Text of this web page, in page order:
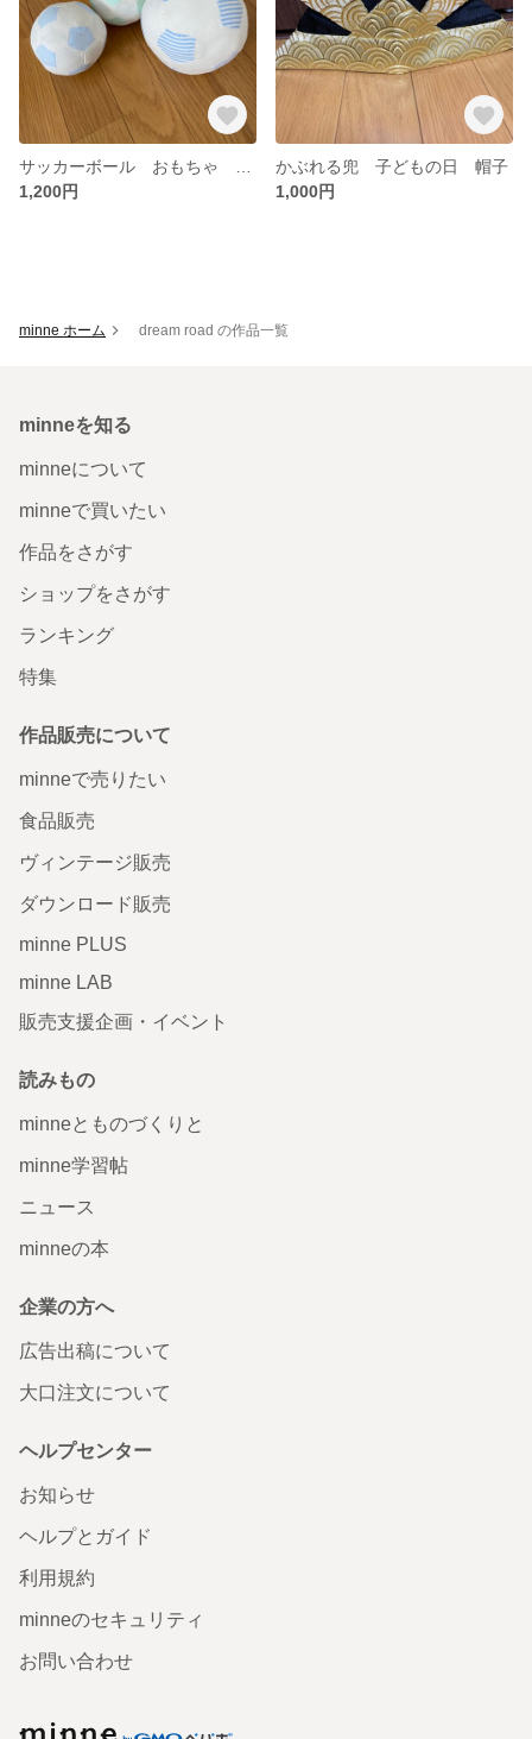
1,200円
かぶれる兜 子どもの日 帽子
1,000円
minne ホーム dream road の作品一覧
minneを知る
minneについて
minneで買いたい
作品をさがす
ショップをさがす
ランキング
特集
作品販売について
minneで売りたい
食品販売
ヴィンテージ販売
ダウンロード販売
minne PLUS
minne LAB
販売支援企画・イベント
読みもの
minneとものづくりと
minne学習帖
ニュース
minneの本
企業の方へ
広告出稿について
大口注文について
ヘルプセンター
お知らせ
ヘルプとガイド
利用規約
minneのセキュリティ
お問い合わせ